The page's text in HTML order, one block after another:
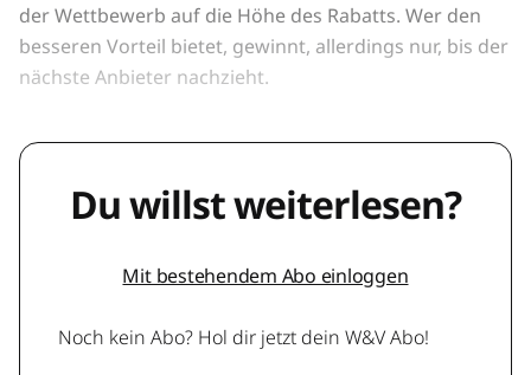
der Wettbewerb auf die Höhe des Rabatts. Wer den
besseren Vorteil bietet, gewinnt, allerdings nur, bis der
nächste Anbieter nachzieht.
Du willst weiterlesen?
Mit bestehendem Abo einloggen
Noch kein Abo? Hol dir jetzt dein W&V Abo!